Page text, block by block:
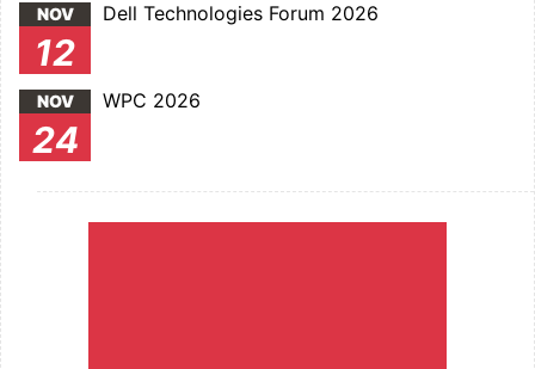
NOV
12
Dell Technologies Forum 2026
NOV
24
WPC 2026